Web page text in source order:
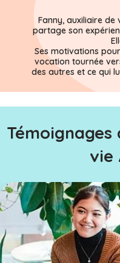
Fanny, auxiliaire de
partage son
Ses motivations
vocation tournée
des autres et ce qui
Témoignages
vie